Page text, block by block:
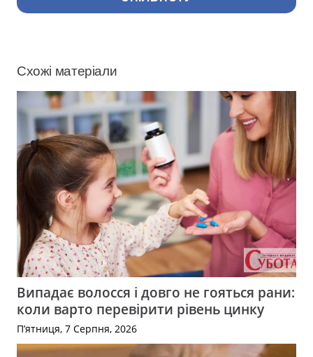
Схожі матеріали
Випадає волосся і довго не гояться рани:
коли варто перевірити рівень цинку
П’ятниця, 7 Серпня, 2026